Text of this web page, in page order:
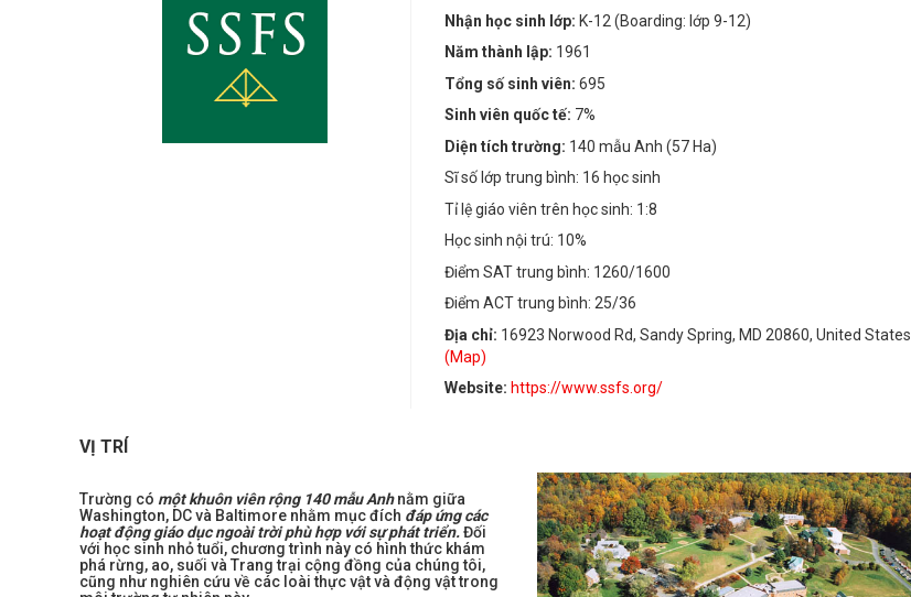
Nhận học sinh lớp:K-12 (Boarding: lớp 9-12)
Năm thành lập: 1961
Tổng số sinh viên:695
Sinh viên quốc tế: 7%
Diện tích trường: 140 mẫu Anh (57 Ha)
Sĩ số lớp trung bình: 16 học sinh
Tỉ lệ giáo viên trên học sinh: 1:8
Học sinh nội trú: 10%
Điểm SAT trung bình: 1260/1600
Điểm ACT trung bình: 25/36
Địa chỉ: 16923 Norwood Rd, Sandy Spring, MD 20860, United States
(Map)
Website: https://www.ssfs.org/
VỊ TRÍ
Trường có một khuôn viên rộng 140 mẫu Anhnằm giữa
Washington, DC và Baltimore nhằm mục đích đáp ứng các
hoạt động giáo dục ngoài trời phù hợp với sự phát triển.Đối
với học sinh nhỏ tuổi, chương trình này có hình thức khám
phá rừng, ao, suối và Trang trại cộng đồng của chúng tôi,
cũng như nghiên cứu về các loài thực vật và động vật trong